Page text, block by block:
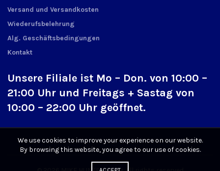
Versand und Versandkosten
Wiederufsbelehrung
Alg. Geschäftsbedingungen
Kontakt
Unsere Filiale ist Mo – Don. von 10:00 –
21:00 Uhr und Freitags + Sastag von
10:00 – 22:00 Uhr geöffnet.
We use cookies to improve your experience on our website.
By browsing this website, you agree to our use of cookies.